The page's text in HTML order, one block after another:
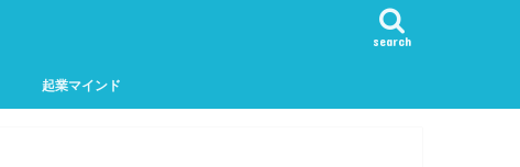
search
起業マインド